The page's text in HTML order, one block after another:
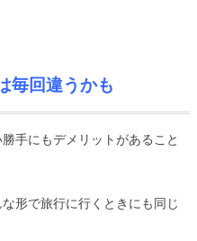
毎回違うかも
手にもデメリットがあること
形で旅行に行くときにも同じ